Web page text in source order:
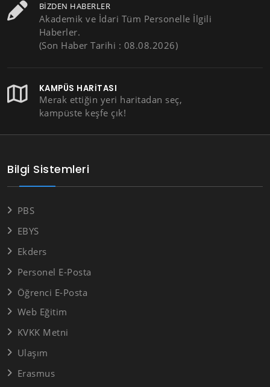
BIZDEN HABERLER
Akademik ve İdari Tüm Personelle İlgili
Haberler.
(Son Haber Tarihi : 08.08.2026)
KAMPÜS HARITASI
Merak ettiğin yeri haritadan seç,
kampüste keşfe çık!
Bilgi Sistemleri
PBS
EBYS
Ekders
Personel E-Posta
Öğrenci E-Posta
Web Eğitim
KVKK Metni
Ulaşım
Erasmus